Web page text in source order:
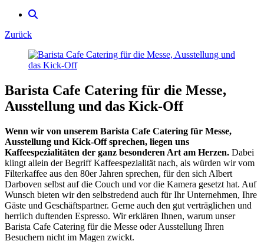
Zurück
Barista Cafe Catering für die Messe,
Ausstellung und das Kick-Off
Wenn wir von unserem Barista Cafe Catering für Messe,
Ausstellung und Kick-Off sprechen, liegen uns
Kaffeespezialitäten der ganz besonderen Art am Herzen. Dabei
klingt allein der Begriff Kaffeespezialität nach, als würden wir vom
Filterkaffee aus den 80er Jahren sprechen, für den sich Albert
Darboven selbst auf die Couch und vor die Kamera gesetzt hat. Auf
Wunsch bieten wir den selbstredend auch für Ihr Unternehmen, Ihre
Gäste und Geschäftspartner. Gerne auch den gut verträglichen und
herrlich duftenden Espresso. Wir erklären Ihnen, warum unser
Barista Cafe Catering für die Messe oder Ausstellung Ihren
Besuchern nicht im Magen zwickt.